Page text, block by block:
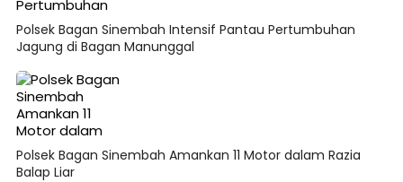
Polsek Bagan Sinembah Intensif Pantau Pertumbuhan
Jagung di Bagan Manunggal
Polsek Bagan Sinembah Amankan 11 Motor dalam Razia
Balap Liar